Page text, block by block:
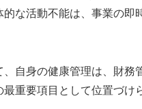
的な活動不能は、事業の即
、自身の健康管理は、財務
重要項目として位置づけ